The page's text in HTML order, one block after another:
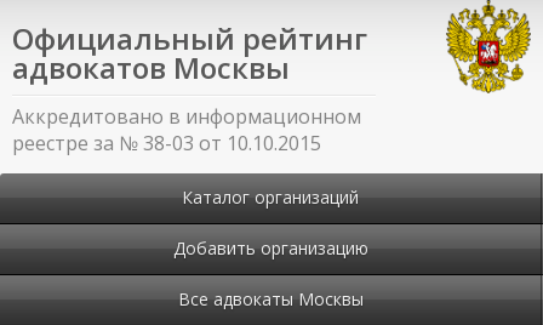
Официальный рейтинг
адвокатов Москвы
Аккредитовано в информационном
реестре за № 38-03 от 10.10.2015
Каталог организаций
Добавить организацию
Все адвокаты Москвы